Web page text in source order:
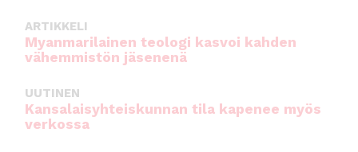
ARTIKKELI
Myanmarilainen teologi kasvoi kahden
vähemmistön jäsenenä
UUTINEN
Kansalaisyhteiskunnan tila kapenee myös
verkossa